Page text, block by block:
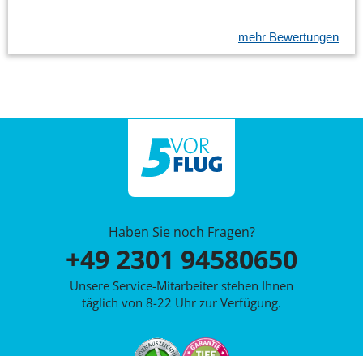
mehr Bewertungen
Haben Sie noch Fragen?
+49 2301 94580650
Unsere Service-Mitarbeiter stehen Ihnen
täglich von 8-22 Uhr zur Verfügung.